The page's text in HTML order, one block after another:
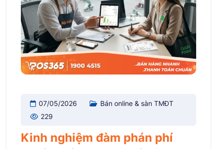
07/05/2026
Bán online & sàn TMĐT
229
Kinh nghiệm đàm phán phí